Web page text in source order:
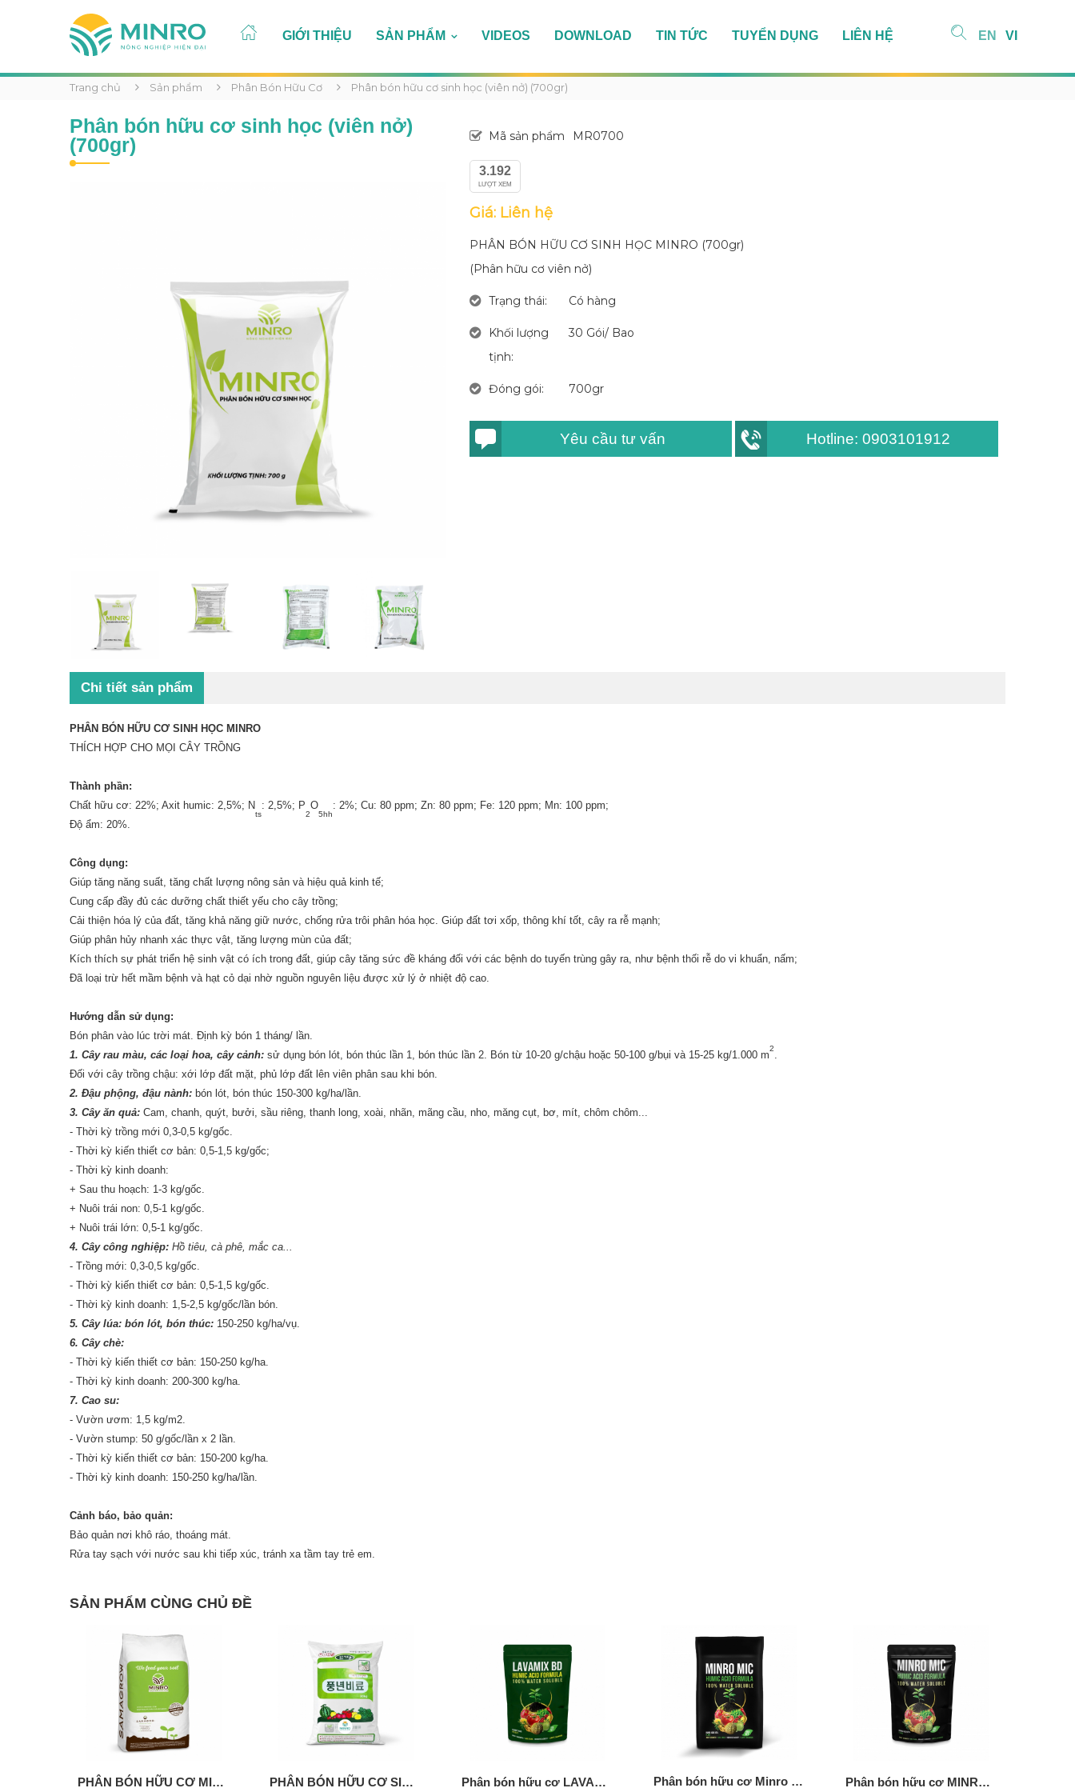
GIỚI THIỆU SẢN PHẨM VIDEOS DOWNLOAD TIN TỨC TUYỂN DỤNG LIÊN HỆ EN VI
Trang chủ Sản phẩm Phân Bón Hữu Cơ Phân bón hữu cơ sinh học (viên nở) (700gr)
Phân bón hữu cơ sinh học (viên nở)
(700gr)
Mã sản phẩm MR0700
3.192
LƯỢT XEM
Giá: Liên hệ
PHÂN BÓN HỮU CƠ SINH HỌC MINRO (700gr)
(Phân hữu cơ viên nở)
Trạng thái: Có hàng
Khối lượng
tịnh:
30 Gói/ Bao
Đóng gói: 700gr
Yêu cầu tư vấn Hotline: 0903101912
Chi tiết sản phẩm
PHÂN BÓN HỮU CƠ SINH HỌC MINRO
THÍCH HỢP CHO MỌI CÂY TRỒNG
Thành phần:
Chất hữu cơ: 22%; Axit humic: 2,5%; N
ts
: 2,5%; P
2
O
5hh
: 2%; Cu: 80 ppm; Zn: 80 ppm; Fe: 120 ppm; Mn: 100 ppm;
Độ ẩm: 20%.
Công dụng:
Giúp tăng năng suất, tăng chất lượng nông sản và hiệu quả kinh tế;
Cung cấp đầy đủ các dưỡng chất thiết yếu cho cây trồng;
Cải thiện hóa lý của đất, tăng khả năng giữ nước, chống rửa trôi phân hóa học. Giúp đất tơi xốp, thông khí tốt, cây ra rễ mạnh;
Giúp phân hủy nhanh xác thực vật, tăng lượng mùn của đất;
Kích thích sự phát triển hệ sinh vật có ích trong đất, giúp cây tăng sức đề kháng đối với các bệnh do tuyến trùng gây ra, như bệnh thối rễ do vi khuẩn, nấm;
Đã loại trừ hết mầm bệnh và hạt cỏ dại nhờ nguồn nguyên liệu được xử lý ở nhiệt độ cao.
Hướng dẫn sử dụng:
Bón phân vào lúc trời mát. Định kỳ bón 1 tháng/ lần.
1. Cây rau màu, các loại hoa, cây cảnh: sử dụng bón lót, bón thúc lần 1, bón thúc lần 2. Bón từ 10-20 g/chậu hoặc 50-100 g/bụi và 15-25 kg/1.000 m
2
Đối với cây trồng chậu: xới lớp đất mặt, phủ lớp đất lên viên phân sau khi bón.
2. Đậu phộng, đậu nành: bón lót, bón thúc 150-300 kg/ha/lần.
3. Cây ăn quả: Cam, chanh, quýt, bưởi, sầu riêng, thanh long, xoài, nhãn, mãng cầu, nho, măng cụt, bơ, mít, chôm chôm...
- Thời kỳ trồng mới 0,3-0,5 kg/gốc.
- Thời kỳ kiến thiết cơ bản: 0,5-1,5 kg/gốc;
- Thời kỳ kinh doanh:
+ Sau thu hoạch: 1-3 kg/gốc.
+ Nuôi trái non: 0,5-1 kg/gốc.
+ Nuôi trái lớn: 0,5-1 kg/gốc.
4. Cây công nghiệp: Hồ tiêu, cà phê, mắc ca...
- Trồng mới: 0,3-0,5 kg/gốc.
- Thời kỳ kiến thiết cơ bản: 0,5-1,5 kg/gốc.
- Thời kỳ kinh doanh: 1,5-2,5 kg/gốc/lần bón.
5. Cây lúa: bón lót, bón thúc: 150-250 kg/ha/vụ.
6. Cây chè:
- Thời kỳ kiến thiết cơ bản: 150-250 kg/ha.
- Thời kỳ kinh doanh: 200-300 kg/ha.
7. Cao su:
- Vườn ươm: 1,5 kg/m2.
- Vườn stump: 50 g/gốc/lần x 2 lần.
- Thời kỳ kiến thiết cơ bản: 150-200 kg/ha.
- Thời kỳ kinh doanh: 150-250 kg/ha/lần.
Cảnh báo, bảo quản:
Bảo quản nơi khô ráo, thoáng mát.
Rửa tay sạch với nước sau khi tiếp xúc, tránh xa tầm tay trẻ em.
SẢN PHẨM CÙNG CHỦ ĐỀ
PHÂN BÓN HỮU CƠ MINRO 75 OM (BỈ) PHÂN BÓN HỮU CƠ SINH HỌC MINRO (HÀN QUỐC) Phân bón hữu cơ LAVAMIX BD Phân bón hữu cơ Minro Mic 10 Kg Phân bón hữu cơ MINRO MIC 1 Kg